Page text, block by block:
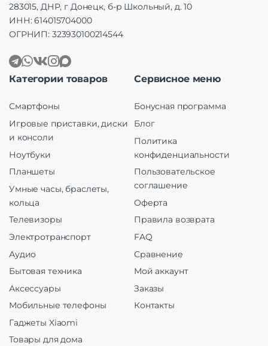
283015, ДНР, г Донецк, б-р Школьный, д. 10
ИНН: 614015704000
ОГРНИП: 323930100214544
Категории товаров
Смартфоны
Игровые приставки, диски
и консоли
Ноутбуки
Планшеты
Умные часы, браслеты,
кольца
Телевизоры
Электротранспорт
Аудио
Бытовая техника
Аксессуары
Мобильные телефоны
Гаджеты Xiaomi
Товары для дома
Сервисное меню
Бонусная программа
Блог
Политика
конфиденциальности
Пользовательское
соглашение
Оферта
Правила возврата
FAQ
Сравнение
Мой аккаунт
Заказы
Контакты